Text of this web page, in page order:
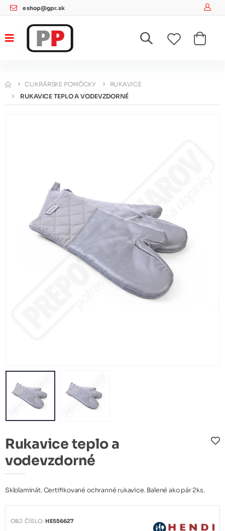
eshop@gpr.sk
CUKRÁRSKE POMÔCKY
RUKAVICE
RUKAVICE TEPLO A VODEVZDORNÉ
Rukavice teplo a
vodevzdorné
Sklolaminát. Certifikované ochranné rukavice. Balené ako pár 2ks.
OBJ. ČÍSLO: HE556627